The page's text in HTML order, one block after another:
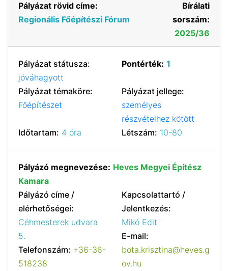
Pályázat rövid címe:
Regionális Főépítészi Fórum
Bírálati
sorszám:
2025/36
Pályázat státusza:
jóváhagyott
Pontérték: 1
Pályázat témaköre:
Főépítészet
Pályázat jellege:
személyes
részvételhez kötött
Időtartam: 4 óra Létszám: 10-80
Pályázó megnevezése: Heves Megyei Építész
Kamara
Pályázó címe /
elérhetőségei:
Céhmesterek udvara
5.
Telefonszám: +36-36-
518238
Kapcsolattartó /
Jelentkezés:
Mikó Edit
E-mail:
bota.krisztina@heves.g
ov.hu